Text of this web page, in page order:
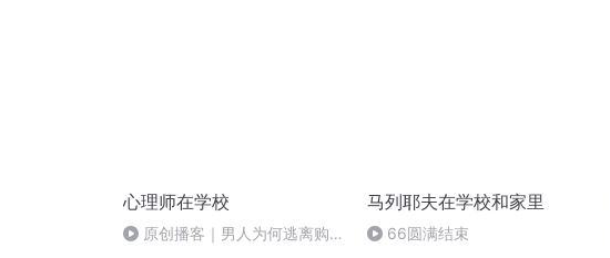
心理师在学校
原创播客｜男人为何逃离购物
马列耶夫在学校和家里
66圆满结束